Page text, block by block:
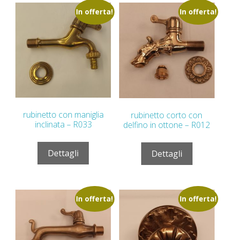
In offerta!
rubinetto con maniglia
inclinata – R033
Dettagli
In offerta!
rubinetto corto con
delfino in ottone – R012
Dettagli
In offerta! In offerta!